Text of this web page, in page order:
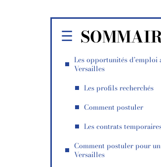
Les opportunités d’emploi
Versailles
Les profils recherchés
Comment postuler
Les contrats
Comment postuler pour
Versailles